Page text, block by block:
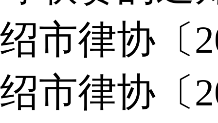
绍市律协〔
绍市律协〔